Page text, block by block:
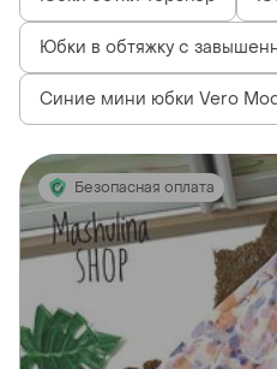
Юбки в обтяжку с
Синие мини юбки Vero
Безопасная оплата